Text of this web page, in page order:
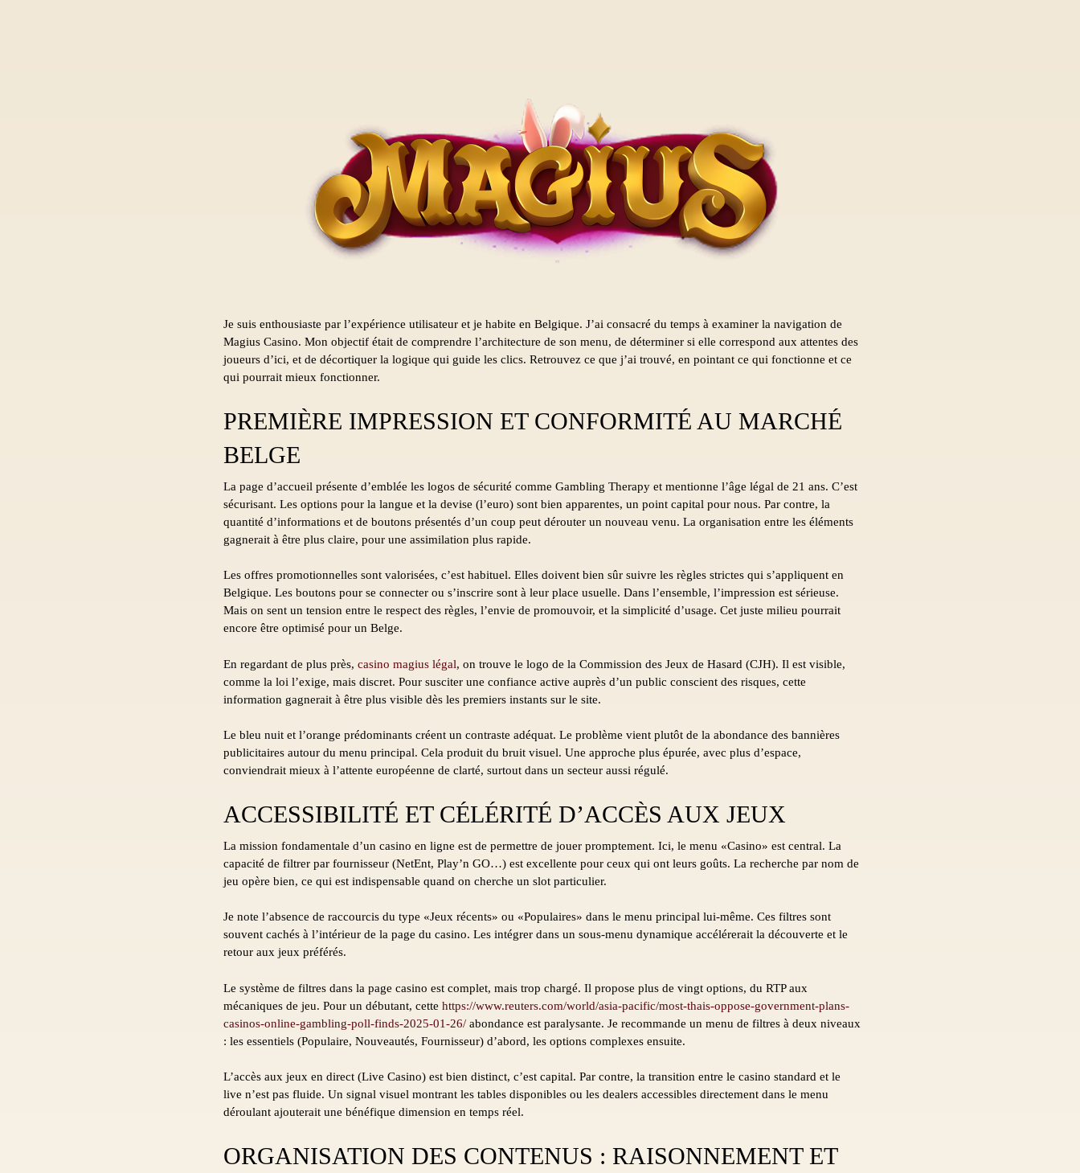
Je suis enthousiaste par l’expérience utilisateur et je habite en Belgique. J’ai consacré du temps à examiner la navigation de
Magius Casino. Mon objectif était de comprendre l’architecture de son menu, de déterminer si elle correspond aux attentes des
joueurs d’ici, et de décortiquer la logique qui guide les clics. Retrouvez ce que j’ai trouvé, en pointant ce qui fonctionne et ce
qui pourrait mieux fonctionner.
PREMIÈRE IMPRESSION ET CONFORMITÉ AU MARCHÉ
BELGE
La page d’accueil présente d’emblée les logos de sécurité comme Gambling Therapy et mentionne l’âge légal de 21 ans. C’est
sécurisant. Les options pour la langue et la devise (l’euro) sont bien apparentes, un point capital pour nous. Par contre, la
quantité d’informations et de boutons présentés d’un coup peut dérouter un nouveau venu. La organisation entre les éléments
gagnerait à être plus claire, pour une assimilation plus rapide.
Les offres promotionnelles sont valorisées, c’est habituel. Elles doivent bien sûr suivre les règles strictes qui s’appliquent en
Belgique. Les boutons pour se connecter ou s’inscrire sont à leur place usuelle. Dans l’ensemble, l’impression est sérieuse.
Mais on sent un tension entre le respect des règles, l’envie de promouvoir, et la simplicité d’usage. Cet juste milieu pourrait
encore être optimisé pour un Belge.
En regardant de plus près, casino magius légal, on trouve le logo de la Commission des Jeux de Hasard (CJH). Il est visible,
comme la loi l’exige, mais discret. Pour susciter une confiance active auprès d’un public conscient des risques, cette
information gagnerait à être plus visible dès les premiers instants sur le site.
Le bleu nuit et l’orange prédominants créent un contraste adéquat. Le problème vient plutôt de la abondance des bannières
publicitaires autour du menu principal. Cela produit du bruit visuel. Une approche plus épurée, avec plus d’espace,
conviendrait mieux à l’attente européenne de clarté, surtout dans un secteur aussi régulé.
ACCESSIBILITÉ ET CÉLÉRITÉ D’ACCÈS AUX JEUX
La mission fondamentale d’un casino en ligne est de permettre de jouer promptement. Ici, le menu «Casino» est central. La
capacité de filtrer par fournisseur (NetEnt, Play’n GO…) est excellente pour ceux qui ont leurs goûts. La recherche par nom de
jeu opère bien, ce qui est indispensable quand on cherche un slot particulier.
Je note l’absence de raccourcis du type «Jeux récents» ou «Populaires» dans le menu principal lui-même. Ces filtres sont
souvent cachés à l’intérieur de la page du casino. Les intégrer dans un sous-menu dynamique accélérerait la découverte et le
retour aux jeux préférés.
Le système de filtres dans la page casino est complet, mais trop chargé. Il propose plus de vingt options, du RTP aux
mécaniques de jeu. Pour un débutant, cette https://www.reuters.com/world/asia-pacific/most-thais-oppose-government-plans-
casinos-online-gambling-poll-finds-2025-01-26/ abondance est paralysante. Je recommande un menu de filtres à deux niveaux
: les essentiels (Populaire, Nouveautés, Fournisseur) d’abord, les options complexes ensuite.
L’accès aux jeux en direct (Live Casino) est bien distinct, c’est capital. Par contre, la transition entre le casino standard et le
live n’est pas fluide. Un signal visuel montrant les tables disponibles ou les dealers accessibles directement dans le menu
déroulant ajouterait une bénéfique dimension en temps réel.
ORGANISATION DES CONTENUS : RAISONNEMENT ET